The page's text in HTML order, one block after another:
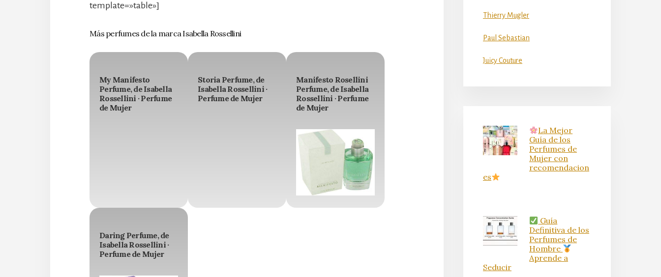
template=»table»]
Más perfumes de la marca Isabella Rossellini
My Manifesto
Perfume, de Isabella
Rossellini · Perfume
de Mujer
Storia Perfume, de
Isabella Rossellini ·
Perfume de Mujer
Manifesto Rosellini
Perfume, de Isabella
Rossellini · Perfume
de Mujer
Daring Perfume, de
Isabella Rossellini ·
Perfume de Mujer
Thierry Mugler
Paul Sebastian
Juicy Couture
La Mejor
Guía de los
Perfumes de
Mujer con
recomendacion
es
Guía
Definitiva de los
Perfumes de
Hombre
Aprende a
Seducir